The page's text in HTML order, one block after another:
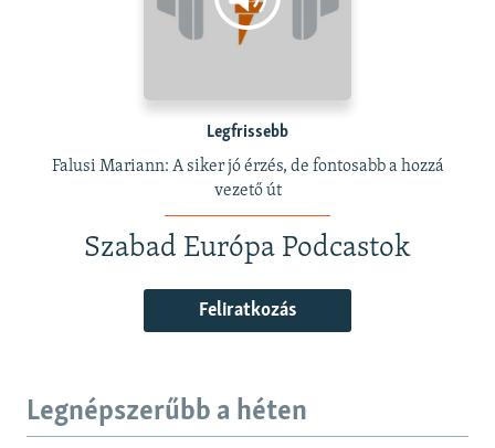
Legfrissebb
Falusi Mariann: A siker jó érzés, de fontosabb a hozzá
vezető út
Szabad Európa Podcastok
Feliratkozás
Legnépszerűbb a héten